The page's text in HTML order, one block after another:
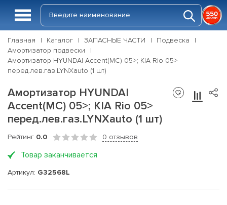
Главная Каталог ЗАПАСНЫЕ ЧАСТИ
Подвеска
Амортизатор подвески
Амортизатор HYUNDAI Accent(MC) 05>; KIA Rio 05>
перед.лев.газ.LYNXauto (1 шт)
Амортизатор HYUNDAI
Accent(MC) 05>; KIA Rio 05>
перед.лев.газ.LYNXauto (1 шт)
Рейтинг 0.0 0 отзывов
Товар заканчивается
Артикул: G32568L